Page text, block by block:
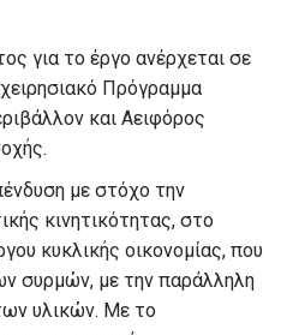
για το έργο ανέρχεται σε
Πρόγραμμα
και Αειφόρος
με στόχο την
κινητικότητας, στο
κυκλικής οικονομίας, που
συρμών, με την παράλληλη
υλικών. Με το